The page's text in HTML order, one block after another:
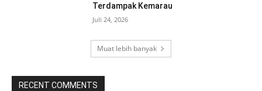
Terdampak Kemarau
Juli 24, 2026
Muat lebih banyak
RECENT COMMENTS